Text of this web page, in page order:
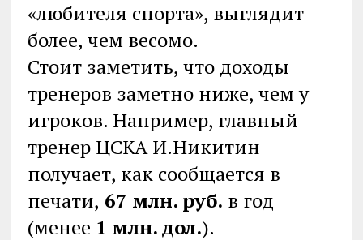
«любителя спорта», выглядит
более, чем весомо.
Стоит заметить, что доходы
тренеров заметно ниже, чем у
игроков. Например, главный
тренер ЦСКА И.Никитин
получает, как сообщается в
печати, 67 млн. руб. в год
(менее 1 млн. дол.).